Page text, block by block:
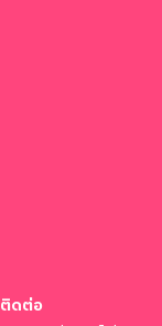
ติดต่อ